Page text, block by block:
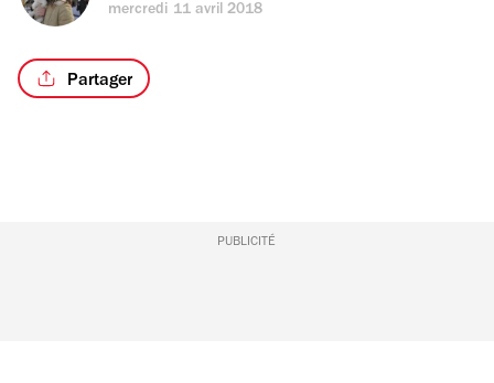
mercredi 11 avril 2018
Partager
PUBLICITÉ